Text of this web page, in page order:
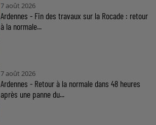
7 août 2026
Ardennes - Fin des travaux sur la Rocade : retour
à la normale...
7 août 2026
Ardennes - Retour à la normale dans 48 heures
après une panne du...